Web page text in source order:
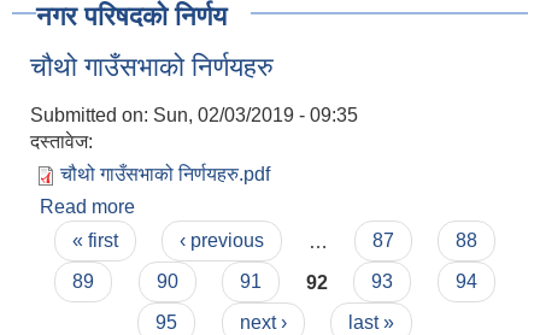
नगर परिषदको निर्णय
चौथो गाउँसभाको निर्णयहरु
Submitted on: Sun, 02/03/2019 - 09:35
दस्तावेज:
चौथो गाउँसभाको निर्णयहरु.pdf
Read more
Pages
« first ‹ previous 87
88
89
90 91 92 93
94
95
next › last »